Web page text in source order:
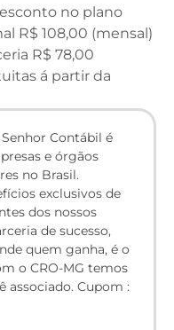
no plano
R$ 108,00 (mensal)
R$ 78,00
á partir da
Contábil é
e órgãos
no Brasil.
exclusivos de
dos nossos
de sucesso,
quem ganha, é o
o CRO-MG temos
associado. Cupom :